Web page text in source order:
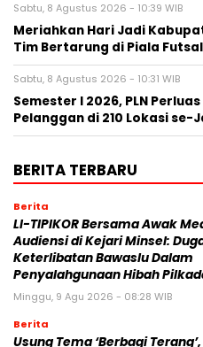
Sabtu, 8 Agustus 2026 - 10:39 WIB
Meriahkan Hari Jadi
Tim Bertarung di Piala
Sabtu, 8 Agustus 2026 - 10:31 WIB
Semester I 2026, PLN
Pelanggan di 210 Lokasi se-
BERITA TERBARU
Berita
LI-TIPIKOR Bersama Awak
Audiensi di Kejari Minsel:
Keterlibatan Bawaslu Dalam
Penyalahgunaan Hibah
Minggu, 9 Agu 2026 - 08:28 WIB
Berita
‎Usung Tema ‘Berbagi Terang’,